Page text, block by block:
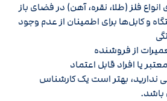
فلز (طلا، نقره، آهن) در فضای باز
و کابل‌ها برای اطمینان از عدم وجود
از فروشنده
یا افراد قابل اعتماد
ندارید، بهتر است یک کارشناس
باشد.